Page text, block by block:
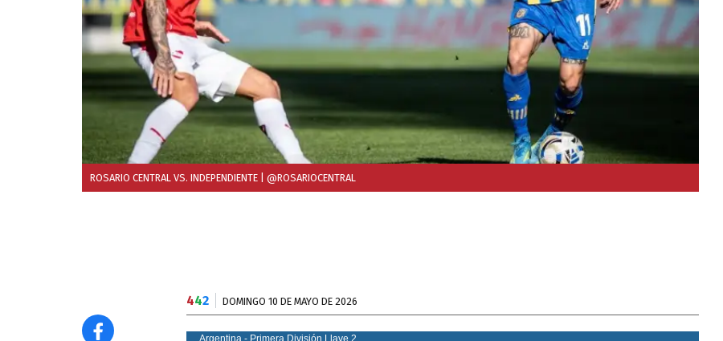
ROSARIO CENTRAL VS. INDEPENDIENTE | @ROSARIOCENTRAL
442 DOMINGO 10 DE MAYO DE 2026